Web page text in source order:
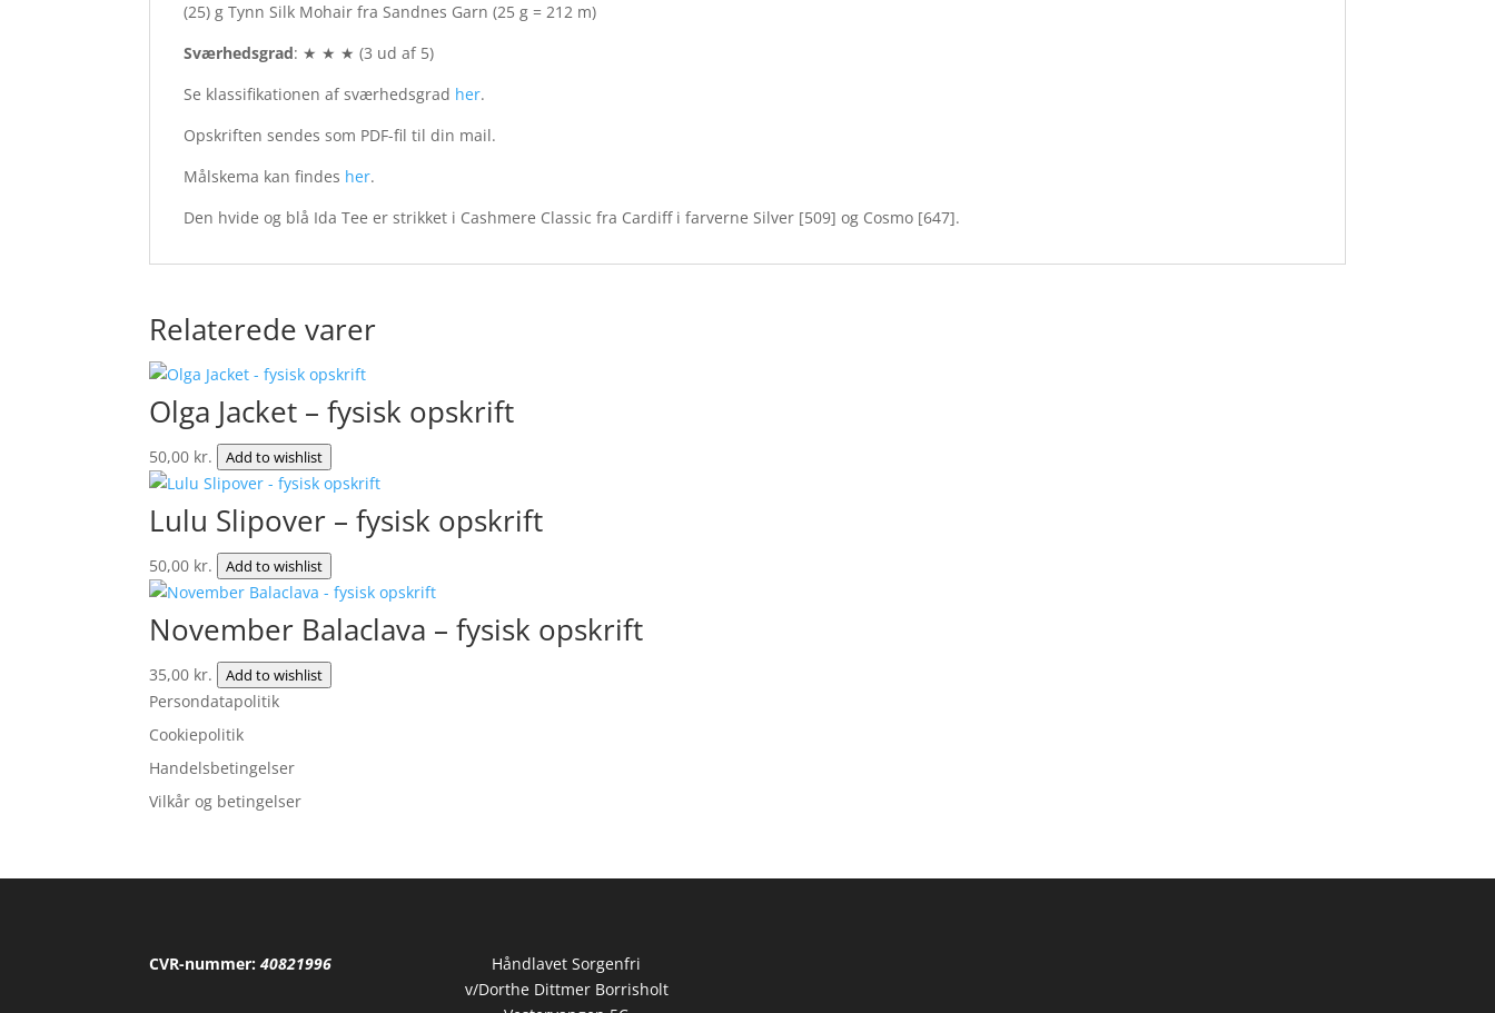
(25) g Tynn Silk Mohair fra Sandnes Garn (25 g = 212 m)
Sværhedsgrad: ★ ★ ★ (3 ud af 5)
Se klassifikationen af sværhedsgrad her.
Opskriften sendes som PDF-fil til din mail.
Målskema kan findes her.
Den hvide og blå Ida Tee er strikket i Cashmere Classic fra Cardiff i farverne Silver [509] og Cosmo [647].
Relaterede varer
Olga Jacket – fysisk opskrift
50,00 kr. Add to wishlist
Lulu Slipover – fysisk opskrift
50,00 kr. Add to wishlist
November Balaclava – fysisk opskrift
35,00 kr. Add to wishlist
Persondatapolitik
Cookiepolitik
Handelsbetingelser
Vilkår og betingelser
CVR-nummer:40821996
Håndlavet Sorgenfri
v/Dorthe Dittmer Borrisholt